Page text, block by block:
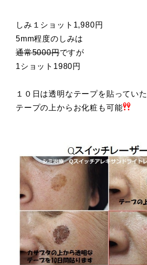
しみ１ショット1,980円
5mm程度のしみは
通常5000円ですが
1ショット1980円
１０日は透明なテープを貼ってい
テープの上からお化粧も可能